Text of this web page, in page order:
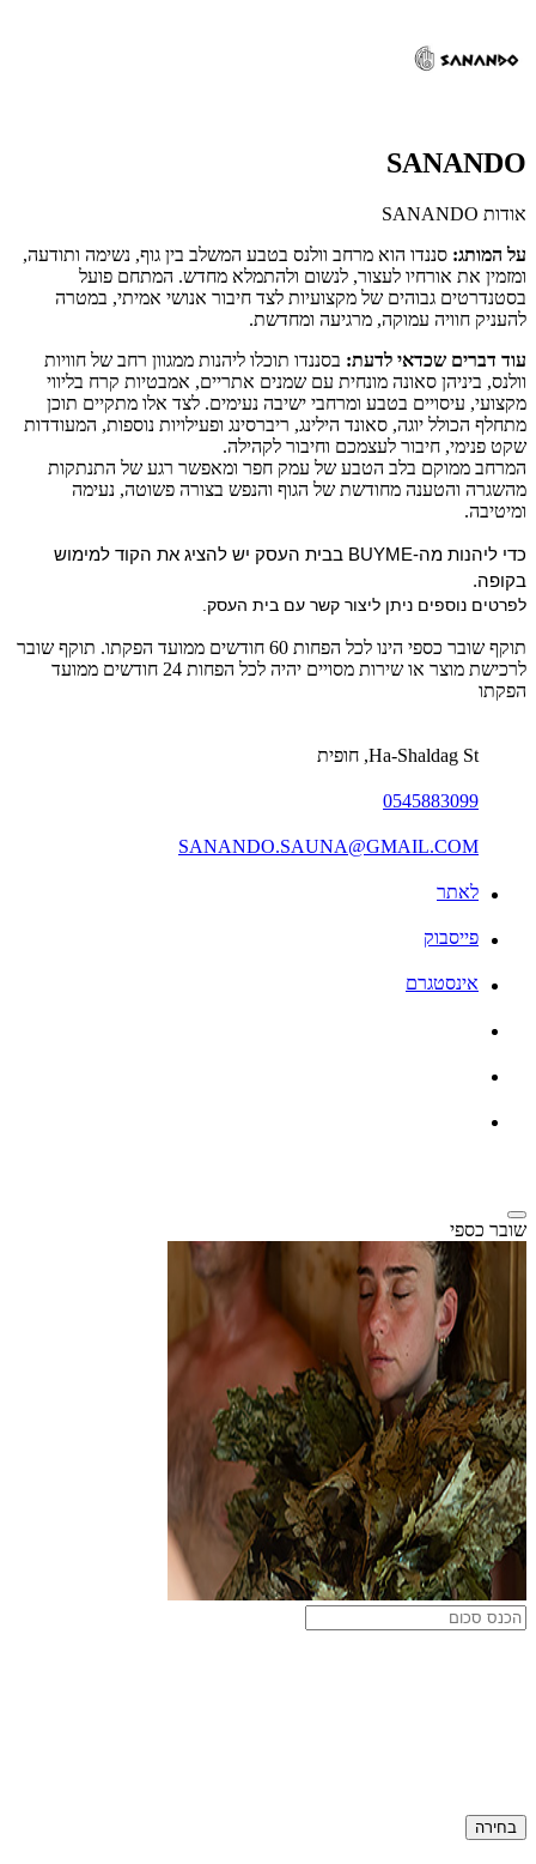
SANANDO
אודות SANANDO
על המותג: סננדו הוא מרחב וולנס בטבע המשלב בין גוף, נשימה ותודעה,
ומזמין את אורחיו לעצור, לנשום ולהתמלא מחדש. המתחם פועל
בסטנדרטים גבוהים של מקצועיות לצד חיבור אנושי אמיתי, במטרה
להעניק חוויה עמוקה, מרגיעה ומחדשת.
עוד דברים שכדאי לדעת: בסננדו תוכלו ליהנות ממגוון רחב של חוויות
וולנס, ביניהן סאונה מונחית עם שמנים אתריים, אמבטיות קרח בליווי
מקצועי, עיסויים בטבע ומרחבי ישיבה נעימים. לצד אלו מתקיים תוכן
מתחלף הכולל יוגה, סאונד הילינג, ריברסינג ופעילויות נוספות, המעודדות
שקט פנימי, חיבור לעצמכם וחיבור לקהילה.
המרחב ממוקם בלב הטבע של עמק חפר ומאפשר רגע של התנתקות
מהשגרה והטענה מחודשת של הגוף והנפש בצורה פשוטה, נעימה
ומיטיבה.
בקופה.
לפרטים נוספים ניתן ליצור קשר עם בית העסק.
תוקף שובר כספי הינו לכל הפחות 60 חודשים ממועד הפקתו. תוקף שובר
לרכישת מוצר או שירות מסויים יהיה לכל הפחות 24 חודשים ממועד
הפקתו
Ha-Shaldag St, חופית
0545883099
SANANDO.SAUNA@GMAIL.COM
לאתר
פייסבוק
אינסטגרם
שובר כספי
בחירה